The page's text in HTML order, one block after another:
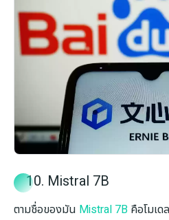
10. Mistral 7B
ตามชื่อของมัน Mistral 7B คือโมเด